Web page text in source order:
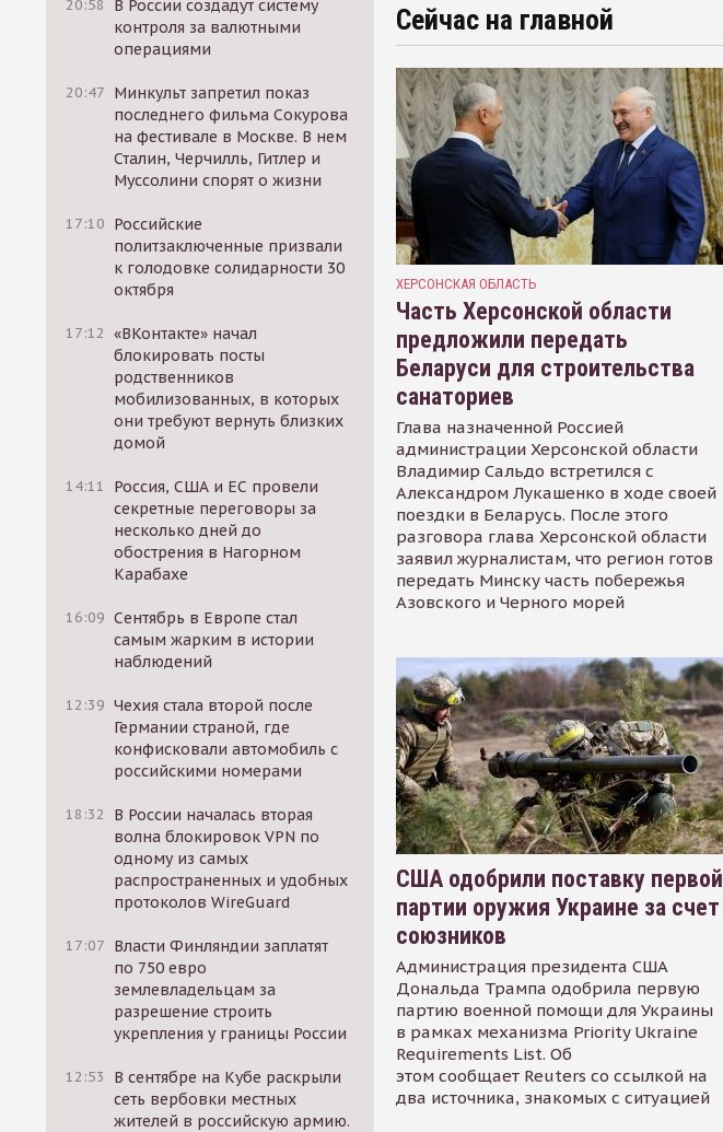
20:58
В России создадут систему
контроля за валютными
операциями
20:47 Минкульт запретил показ
последнего фильма Сокурова
на фестивале в Москве. В нем
Сталин, Черчилль, Гитлер и
Муссолини спорят о жизни
17:10 Российские
политзаключенные призвали
к голодовке солидарности 30
октября
17:12 «ВКонтакте» начал
блокировать посты
родственников
мобилизованных, в которых
они требуют вернуть близких
домой
14:11
Россия, США и ЕС провели
секретные переговоры за
несколько дней до
обострения в Нагорном
Карабахе
16:09 Сентябрь в Европе стал
самым жарким в истории
наблюдений
12:39 Чехия стала второй после
Германии страной, где
конфисковали автомобиль с
российскими номерами
18:32
В России началась вторая
волна блокировок VPN по
одному из самых
распространенных и удобных
протоколов WireGuard
17:07 Власти Финляндии заплатят
по 750 евро
землевладельцам за
разрешение строить
укрепления у границы России
12:53
В сентябре на Кубе раскрыли
сеть вербовки местных
жителей в российскую армию.
Сейчас на главной
ХЕРСОНСКАЯ ОБЛАСТЬ
Часть Херсонской области
предложили передать
Беларуси для строительства
санаториев
Глава назначенной Россией
администрации Херсонской области
Владимир Сальдо встретился с
Александром Лукашенко в ходе своей
поездки в Беларусь. После этого
разговора глава Херсонской области
заявил журналистам, что регион готов
передать Минску часть побережья
Азовского и Черного морей
США одобрили поставку первой
партии оружия Украине за счет
союзников
Администрация президента США
Дональда Трампа одобрила первую
партию военной помощи для Украины
в рамках механизма Priority Ukraine
Requirements List. Об
этом сообщает Reuters со ссылкой на
два источника, знакомых с ситуацией